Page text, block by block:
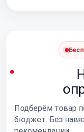
Подберём товар
бюджет. Без